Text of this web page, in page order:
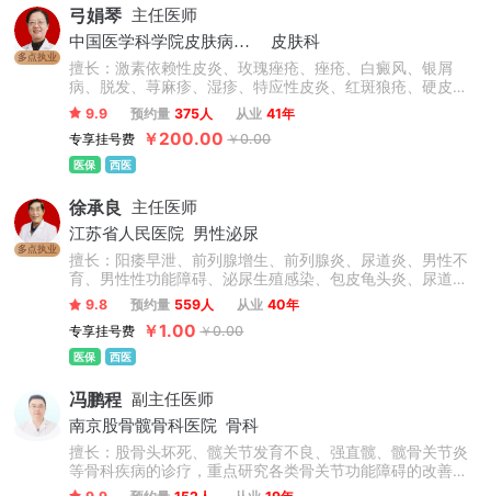
多点执业
弓娟琴 主任医师
中国医学科学院皮肤病医院
皮肤科
擅长：激素依赖性皮炎、玫瑰痤疮、痤疮、白癜风、银屑
病、脱发、荨麻疹、湿疹、特应性皮炎、红斑狼疮、硬皮病
等常见皮肤病及疑难皮肤病的诊断和治疗，尤其擅长毁容性
皮肤病、过敏性及免疫性皮肤病。
9.9 预约量 375人 从业 41年
专享挂号费
￥200.00 ￥0.00
医保 西医
多点执业
徐承良 主任医师
江苏省人民医院
男性泌尿
擅长：阳痿早泄、前列腺增生、前列腺炎、尿道炎、男性不
育、男性性功能障碍、泌尿生殖感染、包皮龟头炎、尿道下
裂、隐睾、阴茎弯曲等。
9.8 预约量 559人 从业 40年
专享挂号费
￥1.00 ￥0.00
医保 西医
冯鹏程 副主任医师
南京股骨髋骨科医院 骨科
擅长：股骨头坏死、髋关节发育不良、强直髋、髋骨关节炎
等骨科疾病的诊疗，重点研究各类骨关节功能障碍的改善、
康复，股骨头坏死的科学“保髋”治疗。